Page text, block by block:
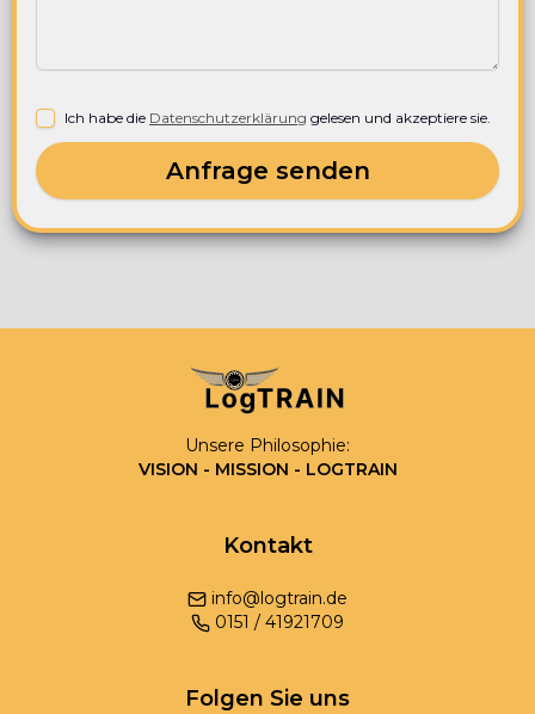
Ich habe die Datenschutzerklärung gelesen und akzeptiere sie.
Anfrage senden
Unsere Philosophie:
VISION - MISSION - LOGTRAIN
Kontakt
info@logtrain.de
0151 / 41921709
Folgen Sie uns